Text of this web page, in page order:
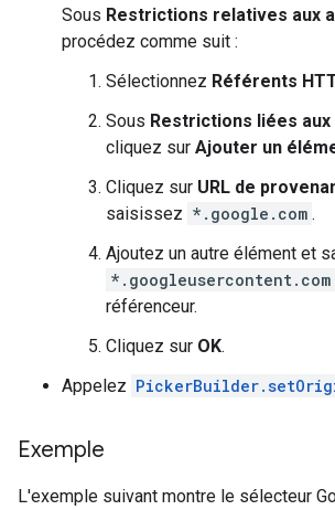
Sous Restrictions relatives aux
procédez comme suit :
Sélectionnez Référents
Sous Restrictions liées aux
cliquez sur Ajouter un
Cliquez sur URL de
saisissez *.google.com .
Ajoutez un autre élément et
*.googleusercontent.com
référenceur.
Cliquez sur OK.
Appelez
Exemple
L'exemple suivant montre le sélecteur